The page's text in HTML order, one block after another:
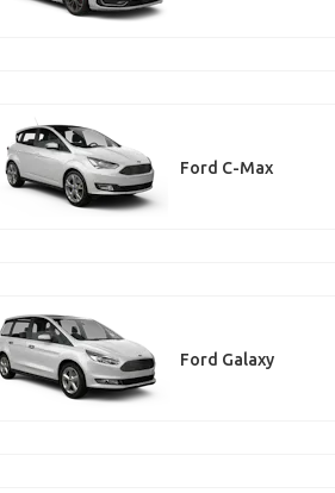
Ford C-Max
Ford Galaxy